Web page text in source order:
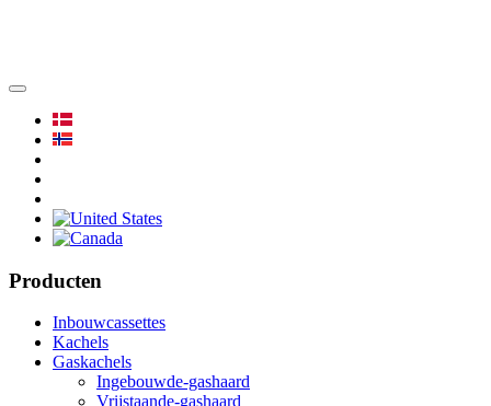
Producten
Inbouwcassettes
Kachels
Gaskachels
Ingebouwde-gashaard
Vrijstaande-gashaard